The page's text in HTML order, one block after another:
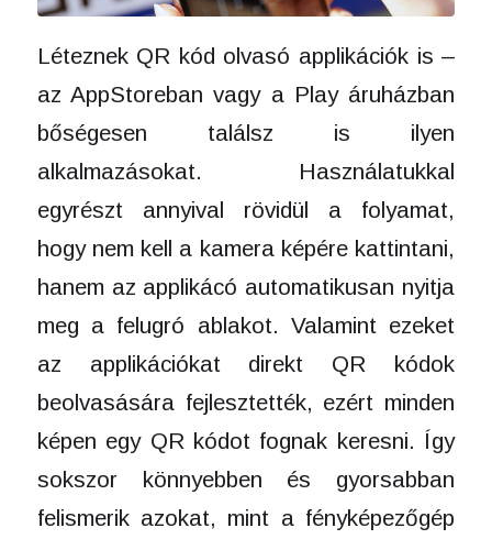
Léteznek QR kód olvasó applikációk is –
az AppStoreban vagy a Play áruházban
bőségesen találsz is ilyen
alkalmazásokat. Használatukkal
egyrészt annyival rövidül a folyamat,
hogy nem kell a kamera képére kattintani,
hanem az applikácó automatikusan nyitja
meg a felugró ablakot. Valamint ezeket
az applikációkat direkt QR kódok
beolvasására fejlesztették, ezért minden
képen egy QR kódot fognak keresni. Így
sokszor könnyebben és gyorsabban
felismerik azokat, mint a fényképezőgép